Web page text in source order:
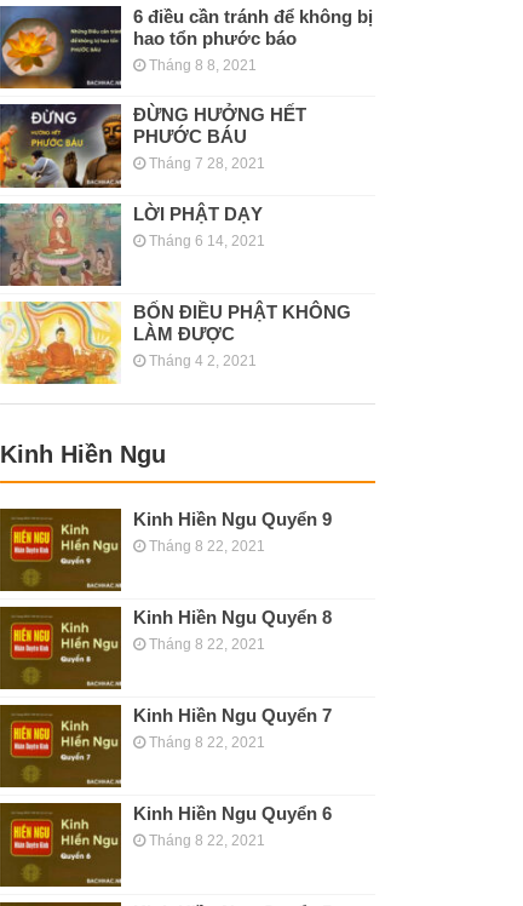
6 điều cần tránh để không bị
hao tổn phước báo
Tháng 8 8, 2021
ĐỪNG HƯỞNG HẾT
PHƯỚC BÁU
Tháng 7 28, 2021
LỜI PHẬT DẠY
Tháng 6 14, 2021
BỐN ĐIỀU PHẬT KHÔNG
LÀM ĐƯỢC
Tháng 4 2, 2021
Kinh Hiền Ngu
Kinh Hiền Ngu Quyển 9
Tháng 8 22, 2021
Kinh Hiền Ngu Quyển 8
Tháng 8 22, 2021
Kinh Hiền Ngu Quyển 7
Tháng 8 22, 2021
Kinh Hiền Ngu Quyển 6
Tháng 8 22, 2021